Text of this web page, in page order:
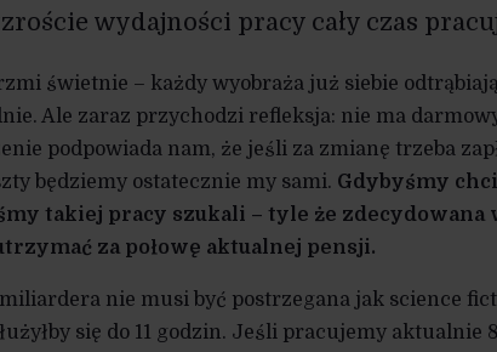
wydajności pracy cały czas
świetnie – każdy wyobraża już siebie
Ale zaraz przychodzi refleksja: nie ma
podpowiada nam, że jeśli za zmianę trzeba
będziemy ostatecznie my sami. Gdybyśmy
takiej pracy szukali – tyle że zdecydowana
za połowę aktualnej pensji.
nie musi być postrzegana jak science
się do 11 godzin. Jeśli pracujemy aktualnie